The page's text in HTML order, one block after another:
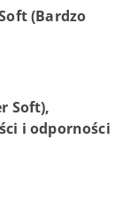
(Bardzo
Soft),
i odporności